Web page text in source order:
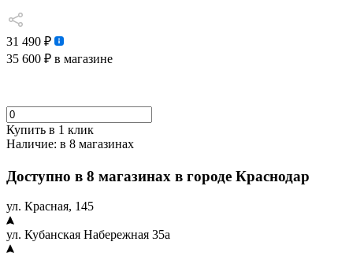
31 490 ₽
35 600 ₽ в магазине
Купить в 1 клик
Наличие: в 8 магазинах
Доступно в 8 магазинах в городе Краснодар
ул. Красная, 145
ул. Кубанская Набережная 35а